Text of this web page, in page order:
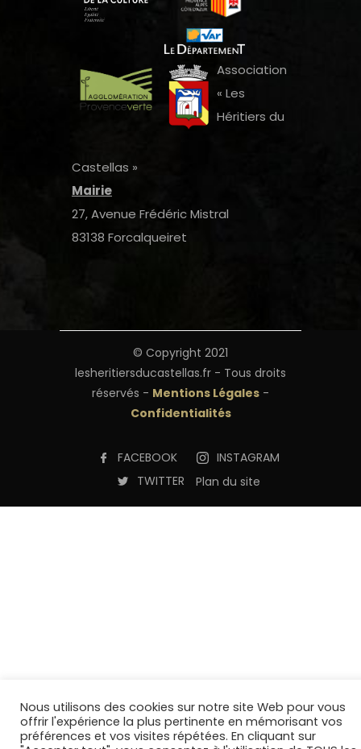
Association
« Les
Héritiers du
Castellas »
Mairie
27, Avenue Frédéric Mistral
83138 Forcalqueiret
© Copyright 2021
lesheritiersducastellas.fr - Tous droits
réservés - Mentions Légales -
Confidentialités
FACEBOOK
INSTAGRAM
TWITTER
Plan du site
Nous utilisons des cookies sur notre site Web pour vous
offrir l'expérience la plus pertinente en mémorisant vos
préférences et vos visites répétées. En cliquant sur